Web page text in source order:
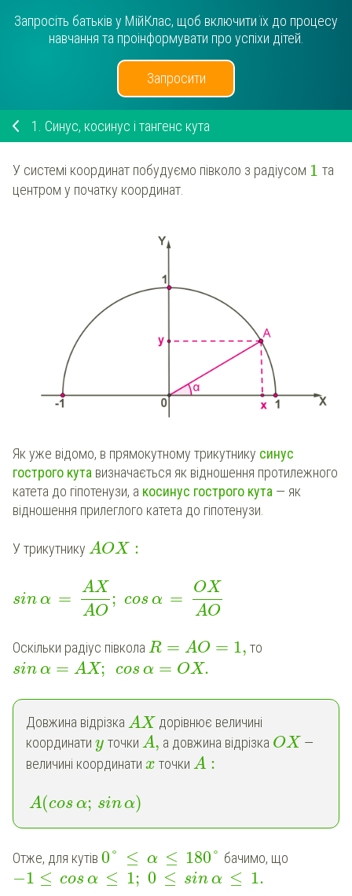
Запросіть батьків у МійКлас, щоб включити їх до процесу
навчання та проінформувати про успіхи дітей.
Запросити
1. Синус, косинус і тангенс кута
У системі координат побудуємо півколо з радіусом 1 та
центром у початку координат.
Як уже відомо, в прямокутному трикутнику синус
гострого кута визначається як відношення протилежного
катета до гіпотенузи, а косинус гострого кута — як
відношення прилеглого катета до гіпотенузи.
У трикутнику AOX :
sinα =
AX
AO
; cosα =
OX
AO
Оскільки радіус півкола R = AO = 1, то
sinα = AX; cosα = OX.
Довжина відрізкаAX дорівнює величині
координати y точки A, а довжина відрізка OX —
величині координати x точки A :
A(cosα; sinα)
Отже, для кутів 0° ≤ α ≤ 180° бачимо, що
−1 ≤ cosα ≤ 1; 0 ≤ sinα ≤ 1.